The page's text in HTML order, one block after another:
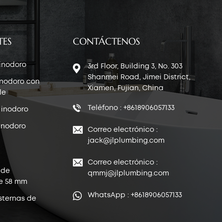
con
58 mm
de
CONTÁCTENOS
3rd Floor, Building 3, No. 303
Shanmei Road, Jimei District,
Xiamen, Fujian, China
Teléfono : +8618906057133
Correo electrónico :
jack@jlplumbing.com
Correo electrónico :
qmmj@jlplumbing.com
WhatsApp : +8618906057133